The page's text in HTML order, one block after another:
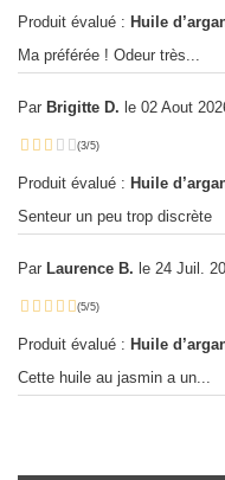
Produit évalué : Huile
Ma préférée ! Odeur très...
Par Brigitte D. le 02 Aout
(3/5)
Produit évalué : Huile
Senteur un peu trop discrète
Par Laurence B. le 24 Juil.
(5/5)
Produit évalué : Huile
Cette huile au jasmin a un...